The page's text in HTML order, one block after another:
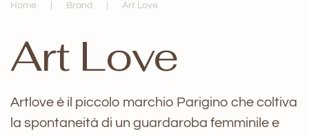
Home Brand Art Love
Art Love
Artlove è il piccolo marchio Parigino che coltiva
la spontaneità di un guardaroba femminile e